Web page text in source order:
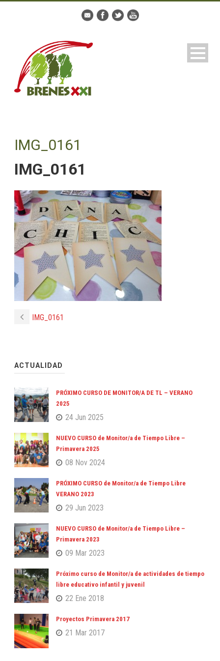
IMG_0161
IMG_0161
IMG_0161
ACTUALIDAD
PRÓXIMO CURSO DE MONITOR/A DE TL – VERANO
2025
24 Jun 2025
NUEVO CURSO de Monitor/a de Tiempo Libre –
Primavera 2025
08 Nov 2024
PRÓXIMO CURSO de Monitor/a de Tiempo Libre
VERANO 2023
29 Jun 2023
NUEVO CURSO de Monitor/a de Tiempo Libre –
Primavera 2023
09 Mar 2023
Próximo curso de Monitor/a de actividades de tiempo
libre educativo infantil y juvenil
22 Ene 2018
Proyectos Primavera 2017
21 Mar 2017